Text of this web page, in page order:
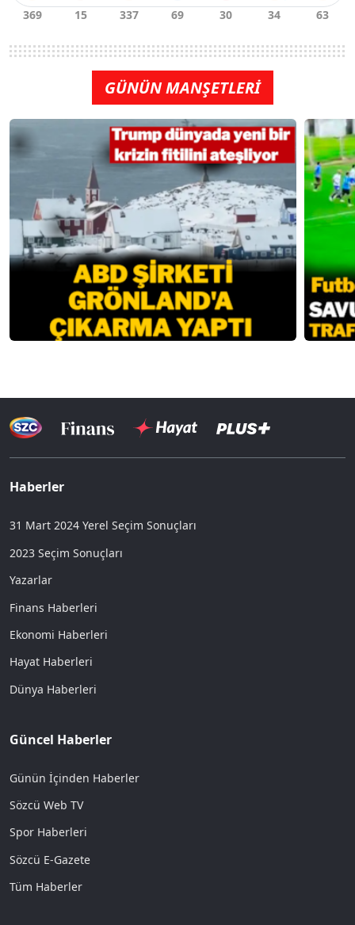
GÜNÜN MANŞETLERİ
Haberler
31 Mart 2024 Yerel Seçim Sonuçları
2023 Seçim Sonuçları
Yazarlar
Finans Haberleri
Ekonomi Haberleri
Hayat Haberleri
Dünya Haberleri
Güncel Haberler
Günün İçinden Haberler
Sözcü Web TV
Spor Haberleri
Sözcü E-Gazete
Tüm Haberler